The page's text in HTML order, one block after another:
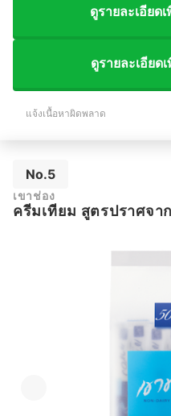
ดูรายละเอียด
ดูรายละเอียด
แจ้งเนื้อหาผิดพลาด
No.5
เขาช่อง
ครีมเทียม สูตรปราศจา